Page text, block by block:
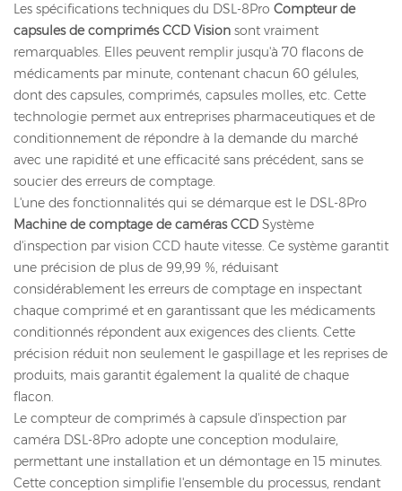
Les spécifications techniques du DSL-8Pro Compteur de
capsules de comprimés CCD Vision sont vraiment
remarquables. Elles peuvent remplir jusqu'à 70 flacons de
médicaments par minute, contenant chacun 60 gélules,
dont des capsules, comprimés, capsules molles, etc. Cette
technologie permet aux entreprises pharmaceutiques et de
conditionnement de répondre à la demande du marché
avec une rapidité et une efficacité sans précédent, sans se
soucier des erreurs de comptage.
L'une des fonctionnalités qui se démarque est le DSL-8Pro
Machine de comptage de caméras CCD Système
d'inspection par vision CCD haute vitesse. Ce système garantit
une précision de plus de 99,99 %, réduisant
considérablement les erreurs de comptage en inspectant
chaque comprimé et en garantissant que les médicaments
conditionnés répondent aux exigences des clients. Cette
précision réduit non seulement le gaspillage et les reprises de
produits, mais garantit également la qualité de chaque
flacon.
Le compteur de comprimés à capsule d'inspection par
caméra DSL-8Pro adopte une conception modulaire,
permettant une installation et un démontage en 15 minutes.
Cette conception simplifie l'ensemble du processus, rendant